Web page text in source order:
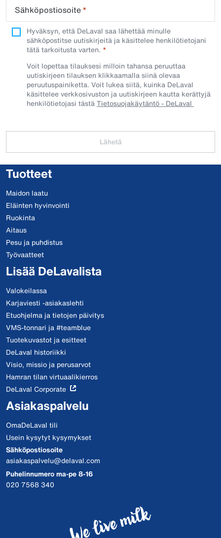
Sähköpostiosoite*
Hyväksyn, että DeLaval saa lähettää minulle
sähköpostitse uutiskirjeitä ja käsittelee henkilötietojani
tätä tarkoitusta varten.
Voit lopettaa tilauksesi milloin tahansa peruuttaa
uutiskirjeen tilauksen klikkaamalla siinä olevaa
peruutuspainiketta. Voit lukea siitä, kuinka DeLaval
käsittelee verkkosivuston ja uutiskirjeen kautta kerättyjä
henkilötietojasi tästäTietosuojakäytäntö - DeLaval
Lähetä
Tuotteet
Maidon laatu
Eläinten hyvinvointi
Ruokinta
Aitaus
Pesu ja puhdistus
Työvaatteet
Lisää DeLavalista
Valokeilassa
Karjaviesti -asiakaslehti
Etuohjelma ja tietojen päivitys
VMS-tonnari ja #teamblue
Tuotekuvastot ja esitteet
DeLaval historiikki
Visio, missio ja perusarvot
Hamran tilan virtuaalikierros
DeLaval Corporate
Asiakaspalvelu
OmaDeLaval tili
Usein kysytyt kysymykset
Sähköpostiosoite
asiakaspalvelu@delaval.com
Puhelinnumero ma-pe 8-16
020 7568 340